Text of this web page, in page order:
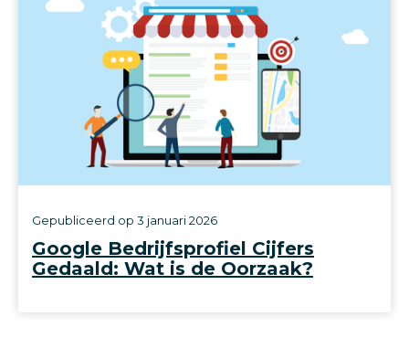
Google Bedrijfsprofiel Cijfers
Gedaald: Wat is de Oorzaak?
Gepubliceerd op 3 januari 2026